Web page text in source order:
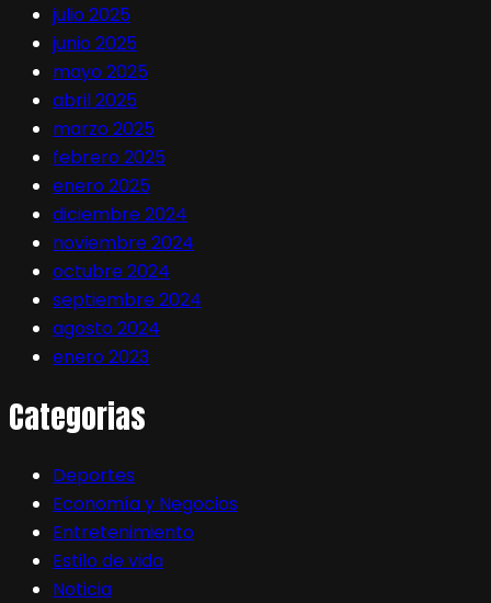
julio 2025
junio 2025
mayo 2025
abril 2025
marzo 2025
febrero 2025
enero 2025
diciembre 2024
noviembre 2024
octubre 2024
septiembre 2024
agosto 2024
enero 2023
Categorias
Deportes
Economía y Negocios
Entretenimiento
Estilo de vida
Noticia